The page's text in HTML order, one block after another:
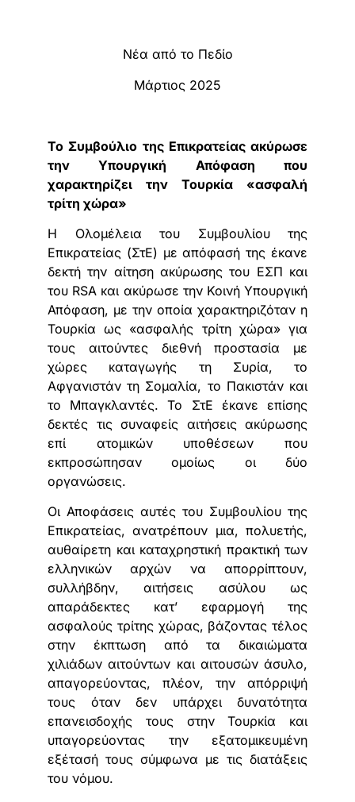
Νέα από το Πεδίο
Μάρτιος 2025
Το Συμβούλιο της Επικρατείας ακύρωσε
την Υπουργική Απόφαση που
χαρακτηρίζει την Τουρκία «ασφαλή
τρίτη χώρα»
Η Ολομέλεια του Συμβουλίου της
Επικρατείας (ΣτΕ) με απόφασή της έκανε
δεκτή την αίτηση ακύρωσης του ΕΣΠ και
του RSA και ακύρωσε την Κοινή Υπουργική
Απόφαση, με την οποία χαρακτηριζόταν η
Τουρκία ως «ασφαλής τρίτη χώρα» για
τους αιτούντες διεθνή προστασία με
χώρες καταγωγής τη Συρία, το
Αφγανιστάν τη Σομαλία, το Πακιστάν και
το Μπαγκλαντές. Το ΣτΕ έκανε επίσης
δεκτές τις συναφείς αιτήσεις ακύρωσης
επί ατομικών υποθέσεων που
εκπροσώπησαν ομοίως οι δύο
οργανώσεις.
Οι Αποφάσεις αυτές του Συμβουλίου της
Επικρατείας, ανατρέπουν μια, πολυετής,
αυθαίρετη και καταχρηστική πρακτική των
ελληνικών αρχών να απορρίπτουν,
συλλήβδην, αιτήσεις ασύλου ως
απαράδεκτες κατ’ εφαρμογή της
ασφαλούς τρίτης χώρας, βάζοντας τέλος
στην έκπτωση από τα δικαιώματα
χιλιάδων αιτούντων και αιτουσών άσυλο,
απαγορεύοντας, πλέον, την απόρριψή
τους όταν δεν υπάρχει δυνατότητα
επανεισδοχής τους στην Τουρκία και
υπαγορεύοντας την εξατομικευμένη
εξέτασή τους σύμφωνα με τις διατάξεις
του νόμου.